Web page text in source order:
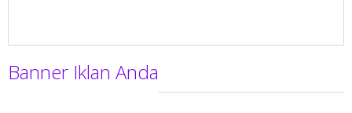
Banner Iklan Anda